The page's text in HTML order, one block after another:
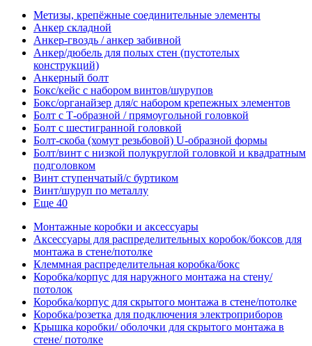
Метизы, крепёжные соединительные элементы
Анкер складной
Анкер-гвоздь / анкер забивной
Анкер/дюбель для полых стен (пустотелых
конструкций)
Анкерный болт
Бокс/кейс с набором винтов/шурупов
Бокс/органайзер для/с набором крепежных элементов
Болт с Т-образной / прямоугольной головкой
Болт с шестигранной головкой
Болт-скоба (хомут резьбовой) U-образной формы
Болт/винт с низкой полукруглой головкой и квадратным
подголовком
Винт ступенчатый/с буртиком
Винт/шуруп по металлу
Еще 40
Монтажные коробки и аксессуары
Аксессуары для распределительных коробок/боксов для
монтажа в стене/потолке
Клеммная распределительная коробка/бокс
Коробка/корпус для наружного монтажа на стену/
потолок
Коробка/корпус для скрытого монтажа в стене/потолке
Коробка/розетка для подключения электроприборов
Крышка коробки/ оболочки для скрытого монтажа в
стене/ потолке